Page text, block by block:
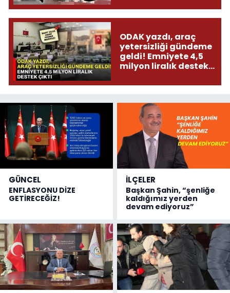
ODAK yazdı, araç
yetersizliği gündeme
geldi! Emniyete 4,5
milyon liralık destek
GÜNCEL
ENFLASYONU DİZE
GETİRECEĞİZ!
İLÇELER
Başkan Şahin, “şenliğe
kaldığımız yerden
devam ediyoruz”